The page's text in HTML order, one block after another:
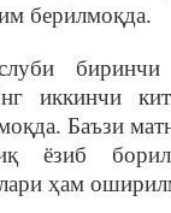
берилмоқда.
биринчи
иккинчи
Баъзи
ёзиб
ҳам